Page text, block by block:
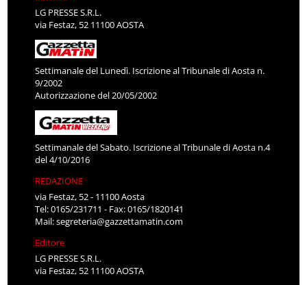
LG PRESSE S.R.L.
via Festaz, 52 11100 AOSTA
Settimanale del Lunedì. Iscrizione al Tribunale di Aosta n.
9/2002
Autorizzazione del 20/05/2002
Settimanale del Sabato. Iscrizione al Tribunale di Aosta n.4
del 4/10/2016
REDAZIONE
via Festaz, 52 - 11100 Aosta
Tel: 0165/231711 - Fax: 0165/1820141
Mail:segreteria@gazzettamatin.com
Editore
LG PRESSE S.R.L.
via Festaz, 52 11100 AOSTA